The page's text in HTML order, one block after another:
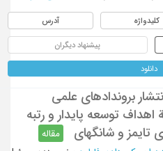
کلیدواژه آدرس
پیشنهاد دیگران
دانلود
بروندادهای علمی
توسعه پایدار و رتبه
تایمز و شانگهای
مقاله